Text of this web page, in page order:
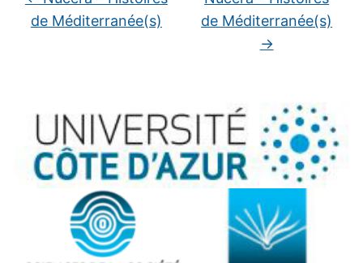
de Méditerranée(s)
de Méditerranée(s)
→